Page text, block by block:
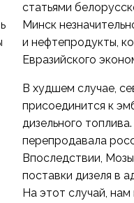
статьями
Минск
и нефтепродукты,
Евразийского
В худшем случае,
присоединится к
дизельного
перепродавала
Впоследствии,
поставки дизеля в
На этот случай,